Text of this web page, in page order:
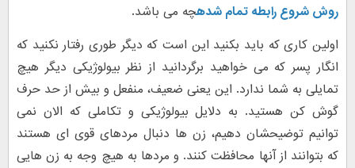
روش شروع رابطه تمام شدهچه می باشد.
اولین کاری که باید بکنید این است که دیگر طوری رفتار نکنید که
انگار پسر که می خواهید برگردانید از نظر بیولوژیکی دیگر هیچ
تمایلی به شما ندارد. این یعنی ضعیف، منفعل و بیش از حد حرف
گوش کن هستید. به دلایل بیولوژیکی و تکاملی که الان نمی
توانیم توضیحشان دهیم، زن ها دنبال مردهای قوی ای هستند
که بتوانند از آنها محافظت کنند. و مردها به هیچ وجه به زن هایی